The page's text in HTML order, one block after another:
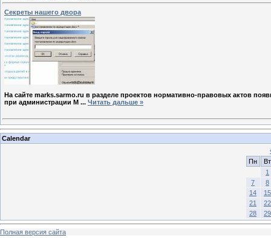
Секреты нашего двора
На сайте marks.sarmo.ru в разделе проектов нормативно-правовых актов
при администрации М ... Читать дальше »
Calendar
Пн
Вт
1
7
8
14
15
21
22
28
29
Полная версия сайта